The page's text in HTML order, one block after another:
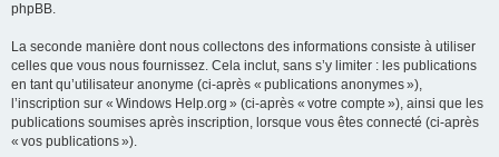
phpBB.
La seconde manière dont nous collectons des informations consiste à utiliser
celles que vous nous fournissez. Cela inclut, sans s’y limiter : les publications
en tant qu’utilisateur anonyme (ci-après « publications anonymes »),
l’inscription sur « Windows Help.org » (ci-après « votre compte »), ainsi que les
publications soumises après inscription, lorsque vous êtes connecté (ci-après
« vos publications »).